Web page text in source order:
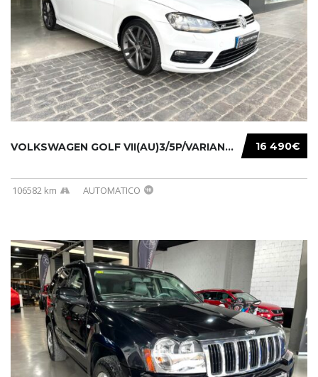
16 490€
VOLKSWAGEN GOLF VII(AU)3/5P/VARIANT(12-16 20...
106582 km AUTOMATICO